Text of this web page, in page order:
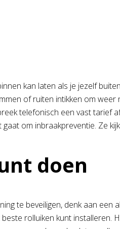
kan laten als je jezelf
of ruiten intikken om weer
telefonisch een vast
om inbraakpreventie. Ze
doen
te beveiligen, denk aan
rolluiken kunt installeren.